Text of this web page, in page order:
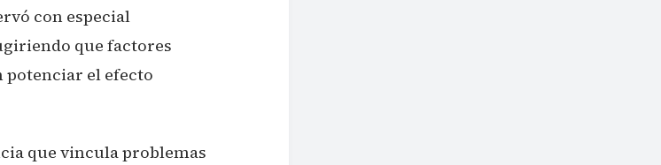
con especial
que factores
potenciar el efecto
que vincula problemas